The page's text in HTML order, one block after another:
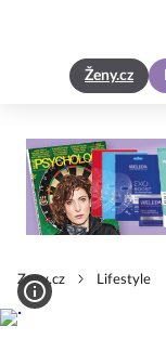
Ženy.cz
Zeny.cz Lifestyle